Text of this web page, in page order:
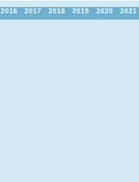
2016 2017 2018 2019 2020
2021